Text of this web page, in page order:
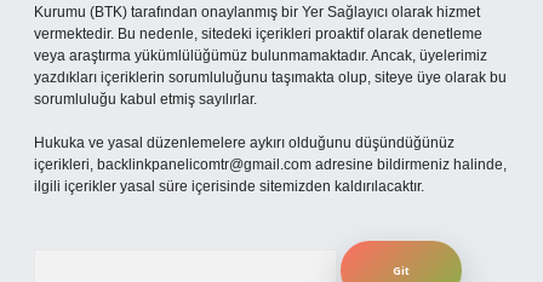
Kurumu (BTK) tarafından onaylanmış bir Yer Sağlayıcı olarak hizmet
vermektedir. Bu nedenle, sitedeki içerikleri proaktif olarak denetleme
veya araştırma yükümlülüğümüz bulunmamaktadır. Ancak, üyelerimiz
yazdıkları içeriklerin sorumluluğunu taşımakta olup, siteye üye olarak bu
sorumluluğu kabul etmiş sayılırlar.
Hukuka ve yasal düzenlemelere aykırı olduğunu düşündüğünüz
içerikleri, backlinkpanelicomtr@gmail.com adresine bildirmeniz halinde,
ilgili içerikler yasal süre içerisinde sitemizden kaldırılacaktır.